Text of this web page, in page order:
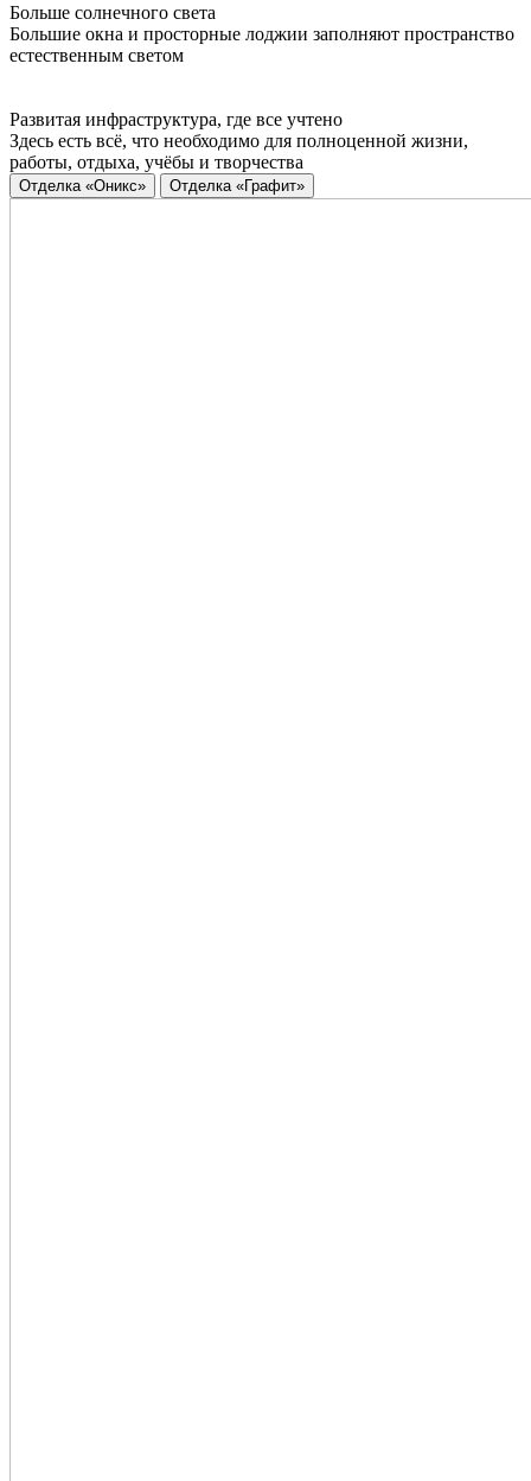
Больше солнечного света
Большие окна и просторные лоджии заполняют пространство
естественным светом
Развитая инфраструктура, где все учтено
Здесь есть всё, что необходимо для полноценной жизни,
работы, отдыха, учёбы и творчества
Отделка «Оникс» Отделка «Графит»